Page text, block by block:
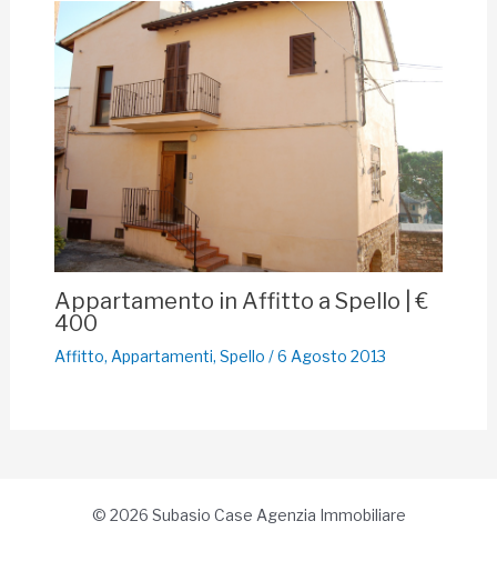
Appartamento in Affitto a Spello | €
400
Affitto, Appartamenti, Spello /6 Agosto 2013
© 2026 Subasio Case Agenzia Immobiliare